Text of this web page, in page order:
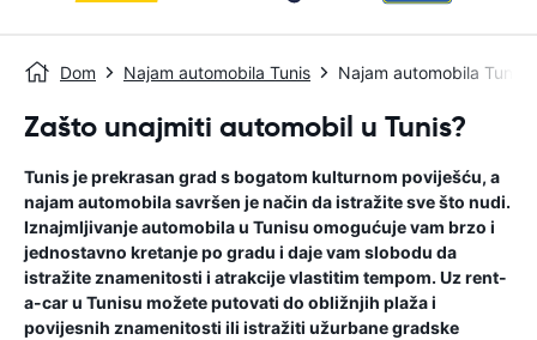
Dom Najam automobila Tunis Najam automobila Tunis
Zašto unajmiti automobil u Tunis?
Tunis je prekrasan grad s bogatom kulturnom poviješću, a
najam automobila savršen je način da istražite sve što nudi.
Iznajmljivanje automobila u Tunisu omogućuje vam brzo i
jednostavno kretanje po gradu i daje vam slobodu da
istražite znamenitosti i atrakcije vlastitim tempom. Uz rent-
a-car u Tunisu možete putovati do obližnjih plaža i
povijesnih znamenitosti ili istražiti užurbane gradske